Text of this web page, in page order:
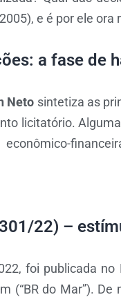
2005), e é por ele
a fase de
Neto sintetiza as
licitatório.
22) –
foi publicada
(“BR do Mar”).